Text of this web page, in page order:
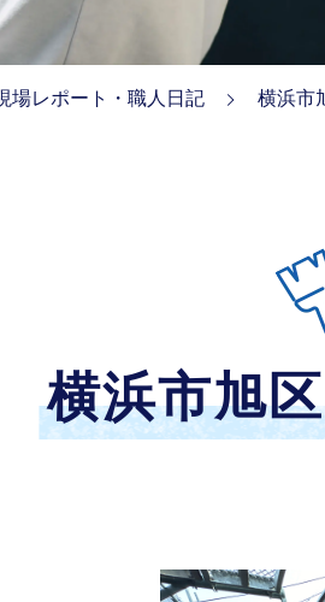
場レポート・職人日記 横浜市
横浜市旭